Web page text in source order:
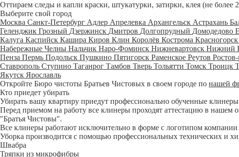
Оттираем следы и капли краски, штукатурки, затирки, клея (не более
Выберите свой город
Москва Санкт-Петербург Адлер Апрелевка Архангельск Астрахань
Геленджик Грозный Дзержинск Дмитров Долгопрудный Домодедово
Калуга Каспийск Кашира Киров Клин Королёв Кострома Красногорск
Набережные Челны Нальчик Наро-Фоминск Нижневартовск Нижний
Пенза Пермь Подольск Пушкино Пятигорск Раменское Реутов
Ставрополь Ступино Таганрог Тамбов Тверь Тольятти Томск Троицк
Якутск Ярославль
Откройте Бюро чистоты Братьев Чистовых в своем городе по нашей
Кто приедет убирать
Убирать вашу квартиру приедут профессионально обученные
Перед приемом на работу все клинеры проходят аттестацию в нашем
"Братья Чистовы".
Все клинеры работают исключительно в форме с логотипом
Уборка производится с помощью профессиональных технических и
Швабра
Тряпки из микрофибры